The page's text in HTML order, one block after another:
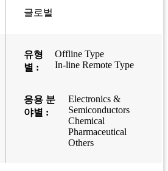
글로벌
유형
별 :
Offline Type
In-line Remote Type
응용 분
야별 :
Electronics &
Semiconductors
Chemical
Pharmaceutical
Others